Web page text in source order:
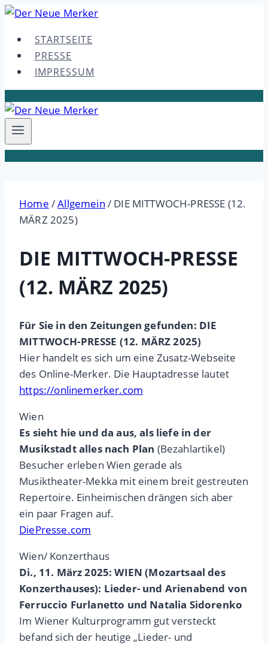
Skip
contentSTARTSEITE
PRESSE
IMPRESSUM
Home /Allgemein / DIE MITTWOCH-PRESSE (12.
MÄRZ 2025)
DIE MITTWOCH-PRESSE
(12. MÄRZ 2025)
Für Sie in den Zeitungen gefunden: DIE
MITTWOCH-PRESSE (12. MÄRZ 2025)
Hier handelt es sich um eine Zusatz-Webseite
des Online-Merker. Die Hauptadresse lautet
https://onlinemerker.com
Wien
Es sieht hie und da aus, als liefe in der
Musikstadt alles nach Plan (Bezahlartikel)
Besucher erleben Wien gerade als
Musiktheater-Mekka mit einem breit gestreuten
Repertoire. Einheimischen drängen sich aber
ein paar Fragen auf.
DiePresse.com
Wien/ Konzerthaus
Di., 11. März 2025: WIEN (Mozartsaal des
Konzerthauses): Lieder- und Arienabend von
Ferruccio Furlanetto und Natalia Sidorenko
Im Wiener Kulturprogramm gut versteckt
befand sich der heutige „Lieder- und